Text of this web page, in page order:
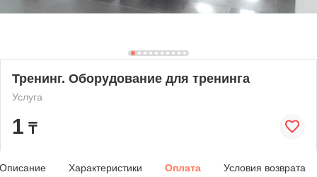
Тренинг. Оборудование для тренинга
Услуга
1 ₸
Описание Характеристики Оплата Условия возврата